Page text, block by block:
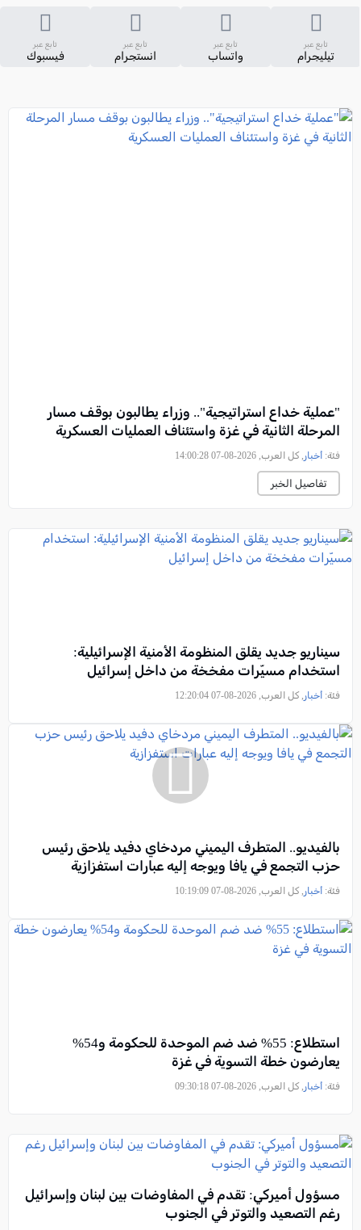
تابع عبر
تيليجرام
تابع عبر
واتساب
تابع عبر
انستجرام
تابع عبر
فيسبوك
"عملية خداع استراتيجية".. وزراء يطالبون بوقف مسار
المرحلة الثانية في غزة واستئناف العمليات العسكرية
فئة: أخبار , كل العرب, 2026-08-07 14:00:28
تفاصيل الخبر
سيناريو جديد يقلق المنظومة الأمنية الإسرائيلية:
استخدام مسيّرات مفخخة من داخل إسرائيل
فئة: أخبار , كل العرب, 2026-08-07 12:20:04
بالفيديو.. المتطرف اليميني مردخاي دفيد يلاحق رئيس
حزب التجمع في يافا ويوجه إليه عبارات استفزازية
فئة: أخبار , كل العرب, 2026-08-07 10:19:09
استطلاع: 55% ضد ضم الموحدة للحكومة و54%
يعارضون خطة التسوية في غزة
فئة: أخبار , كل العرب, 2026-08-07 09:30:18
مسؤول أميركي: تقدم في المفاوضات بين لبنان وإسرائيل
رغم التصعيد والتوتر في الجنوب